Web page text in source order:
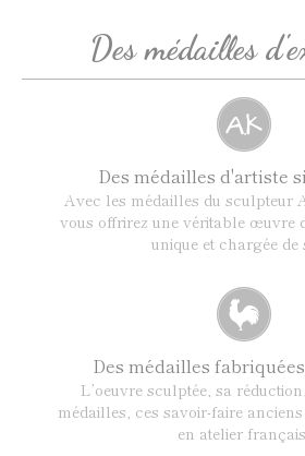
Des médailles
Des médailles d'artiste
Avec les médailles du sculpteur
vous offrirez une véritable œuvre
unique et chargée de
Des médailles
L’oeuvre sculptée, sa
médailles, ces savoir-faire
en atelier